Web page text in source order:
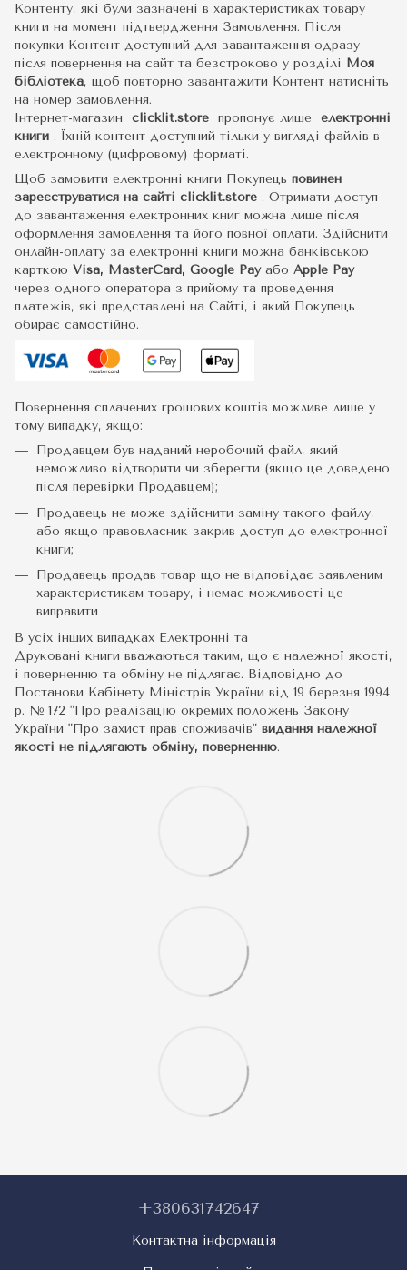
Контенту, які були зазначені в характеристиках товару
книги на момент підтвердження Замовлення. Після
покупки Контент доступний для завантаження одразу
після повернення на сайт та безстроково у розділі Моя
бібліотека, щоб повторно завантажити Контент натисніть
на номер замовлення.
Інтернет-магазин clicklit.store пропонує лише електронні
книги . Їхній контент доступний тільки у вигляді файлів в
електронному (цифровому) форматі.
Щоб замовити електронні книги Покупець повинен
зареєструватися на сайті clicklit.store . Отримати доступ
до завантаження електронних книг можна лише після
оформлення замовлення та його повної оплати. Здійснити
онлайн-оплату за електронні книги можна банківською
карткою Visa, MasterCard, Google Pay або Apple Pay
через одного оператора з прийому та проведення
платежів, які представлені на Сайті, і який Покупець
обирає самостійно.
Повернення сплачених грошових коштів можливе лише у
тому випадку, якщо:
Продавцем був наданий неробочий файл, який
неможливо відтворити чи зберегти (якщо це доведено
після перевірки Продавцем);
Продавець не може здійснити заміну такого файлу,
або якщо правовласник закрив доступ до електронної
книги;
Продавець продав товар що не відповідає заявленим
характеристикам товару, і немає можливості це
виправити
В усіх інших випадках Електронні та
Друковані книги вважаються таким, що є належної якості,
і поверненню та обміну не підлягає. Відповідно до
Постанови Кабінету Міністрів України від 19 березня 1994
р. № 172 "Про реалізацію окремих положень Закону
України "Про захист прав споживачів" видання належної
якості не підлягають обміну, поверненню.
+380631742647
Контактна інформація